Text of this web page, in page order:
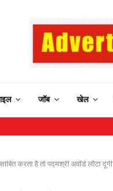
जॉब खेल
करता है तो पद्मश्री अवॉर्ड लौटा दूंगी